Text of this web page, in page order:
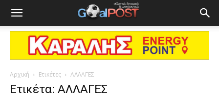
Αρχική Ετικέτες ΑΛΛΑΓΕΣ
Ετικέτα: ΑΛΛΑΓΕΣ